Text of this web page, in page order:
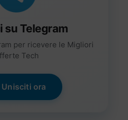
su Telegram
per ricevere le Migliori
Tech
Unisciti ora